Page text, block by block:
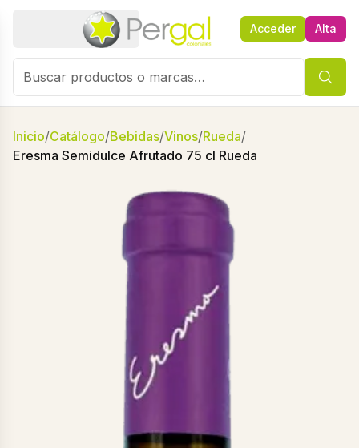
Acceder Alta
Inicio/Catálogo/Bebidas/Vinos/Rueda/
Eresma Semidulce Afrutado 75 cl Rueda